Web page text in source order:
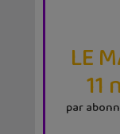
LE
11
par